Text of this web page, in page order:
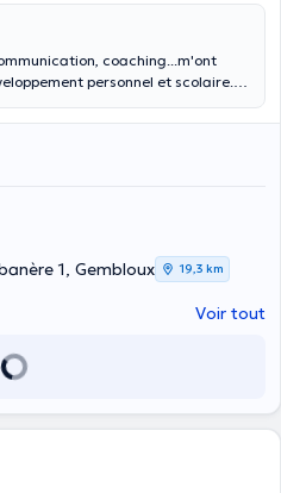
coaching...m'ont
personnel et scolaire.
former pour élargir ma palette aux
de thématiques dans
vous aider en mettant
et vos potentiels... De
viendront compléter
vous aider à vous ressourcer
1, Gembloux 19,3 km
Voir tout